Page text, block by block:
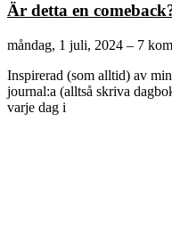
Är detta en
måndag, 1 juli, 2024
7
Inspirerad (som alltid) av
journal:a (alltså skriva
varje dag i